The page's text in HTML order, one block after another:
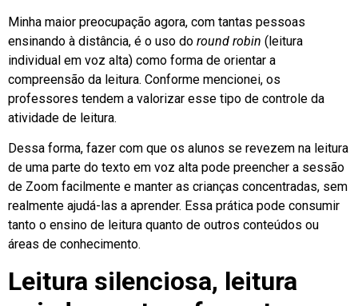
Minha maior preocupação agora, com tantas pessoas
ensinando à distância, é o uso do round robin (leitura
individual em voz alta) como forma de orientar a
compreensão da leitura. Conforme mencionei, os
professores tendem a valorizar esse tipo de controle da
atividade de leitura.
Dessa forma, fazer com que os alunos se revezem na leitura
de uma parte do texto em voz alta pode preencher a sessão
de Zoom facilmente e manter as crianças concentradas, sem
realmente ajudá-las a aprender. Essa prática pode consumir
tanto o ensino de leitura quanto de outros conteúdos ou
áreas de conhecimento.
Leitura silenciosa, leitura